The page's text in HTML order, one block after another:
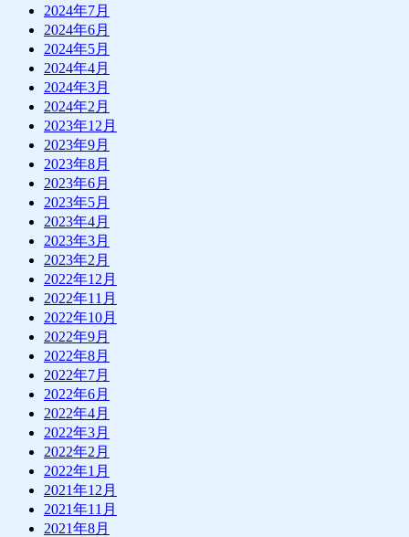
2024年7月
2024年6月
2024年5月
2024年4月
2024年3月
2024年2月
2023年12月
2023年9月
2023年8月
2023年6月
2023年5月
2023年4月
2023年3月
2023年2月
2022年12月
2022年11月
2022年10月
2022年9月
2022年8月
2022年7月
2022年6月
2022年4月
2022年3月
2022年2月
2022年1月
2021年12月
2021年11月
2021年8月